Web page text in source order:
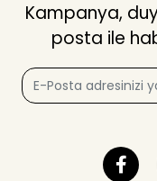
Kampanya,
posta ile